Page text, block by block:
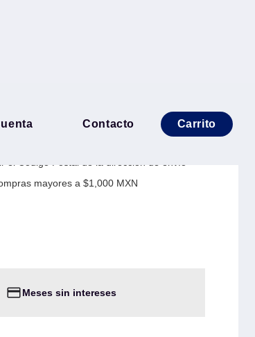
Contacto Carrito
24TB -
mayores a $1,000 MXN
Meses sin intereses